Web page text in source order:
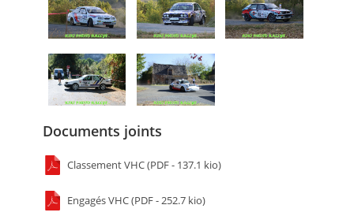
Documents joints
Classement VHC (PDF - 137.1 kio)
Engagés VHC (PDF - 252.7 kio)